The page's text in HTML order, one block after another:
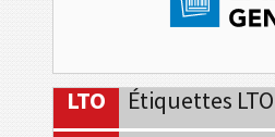
LTO
Étiquettes LTO